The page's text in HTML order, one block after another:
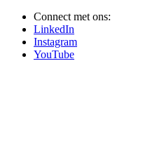
Connect met ons:
LinkedIn
Instagram
YouTube